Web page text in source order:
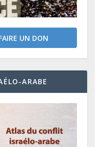
UN DON
ARABE